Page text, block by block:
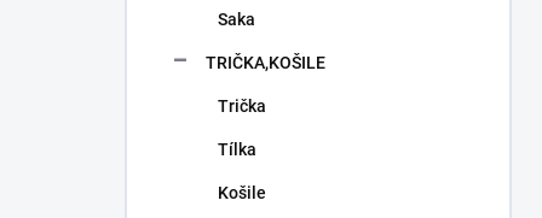
Saka
TRIČKA,KOŠILE
Trička
Tílka
Košile